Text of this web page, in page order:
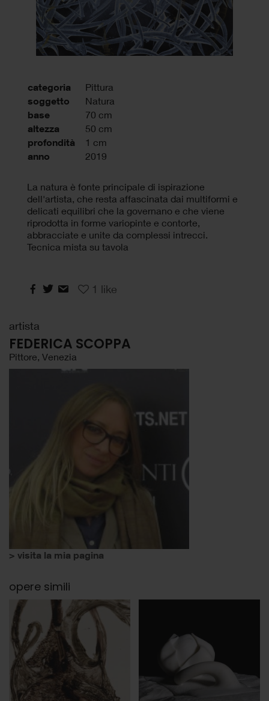
categoria Pittura
soggetto Natura
base 70 cm
altezza 50 cm
profondità 1 cm
anno 2019
La natura è fonte principale di ispirazione
dell'artista, che resta affascinata dai multiformi e
delicati equilibri che la governano e che viene
riprodotta in forme variopinte e contorte,
abbracciate e unite da complessi intrecci.
Tecnica mista su tavola
1 like
artista
FEDERICA SCOPPA
Pittore, Venezia
> visita la mia pagina
opere simili